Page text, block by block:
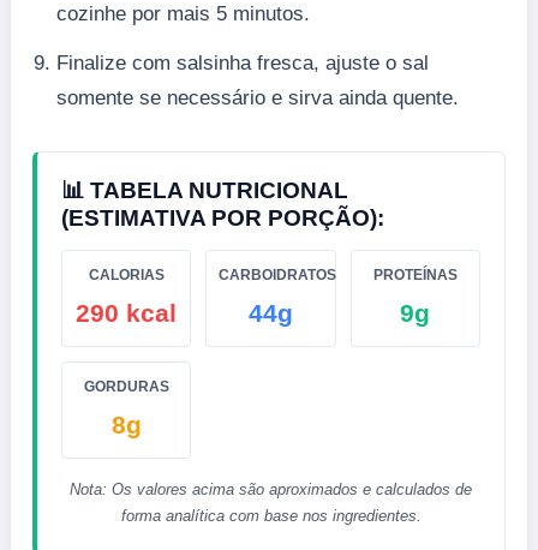
cozinhe por mais 5 minutos.
Finalize com salsinha fresca, ajuste o sal
somente se necessário e sirva ainda quente.
📊 TABELA NUTRICIONAL
(ESTIMATIVA POR PORÇÃO):
CALORIAS
290 kcal
CARBOIDRATOS
44g
PROTEÍNAS
9g
GORDURAS
8g
Nota: Os valores acima são aproximados e calculados de
forma analítica com base nos ingredientes.